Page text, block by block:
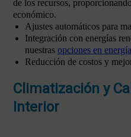
de los recursos,
económico.
Ajustes automáticos para
Integración con energías
nuestras opciones en
Reducción de costos y
Climatización y
Interior